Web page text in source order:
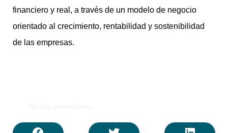
financiero y real, a través de un modelo de negocio
orientado al crecimiento, rentabilidad y sostenibilidad
de las empresas.